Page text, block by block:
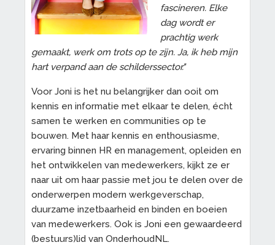
fascineren. Elke
dag wordt er
prachtig werk
gemaakt, werk om trots op te zijn. Ja, ik heb mijn
hart verpand aan de schilderssector."
Voor Joni is het nu belangrijker dan ooit om
kennis en informatie met elkaar te delen, écht
samen te werken en communities op te
bouwen. Met haar kennis en enthousiasme,
ervaring binnen HR en management, opleiden en
het ontwikkelen van medewerkers, kijkt ze er
naar uit om haar passie met jou te delen over de
onderwerpen modern werkgeverschap,
duurzame inzetbaarheid en binden en boeien
van medewerkers. Ook is Joni een gewaardeerd
(bestuurs)lid van OnderhoudNL.